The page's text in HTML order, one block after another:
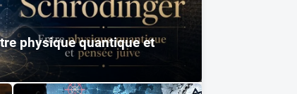
physique quantique et